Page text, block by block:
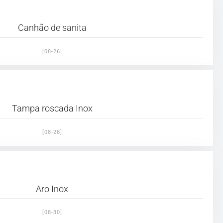
Canhão de sanita
[08-26]
Tampa roscada Inox
[08-28]
Aro Inox
[08-30]